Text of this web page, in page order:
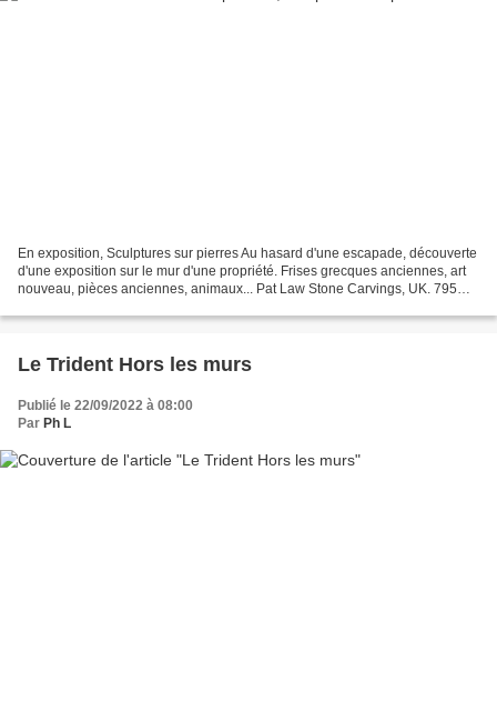
En exposition, Sculptures sur pierres Au hasard d'une escapade, découverte
d'une exposition sur le mur d'une propriété. Frises grecques anciennes, art
nouveau, pièces anciennes, animaux... Pat Law Stone Carvings, UK. 795
Le Trident Hors les murs
Publié le 22/09/2022 à 08:00
Par Ph L